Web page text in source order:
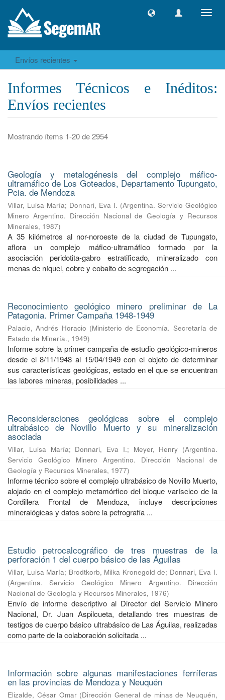
Envíos recientes
Informes Técnicos e Inéditos:
Envíos recientes
Mostrando ítems 1-20 de 2954
Geología y metalogénesis del complejo máfico-
ultramáfico de Los Goteados, Departamento Tupungato,
Pcia. de Mendoza
Villar, Luisa María; Donnari, Eva I. (Argentina. Servicio Geológico
Minero Argentino. Dirección Nacional de Geología y Recursos
Minerales, 1987)
A 35 kilómetros al nor-noroeste de la ciudad de Tupungato,
aflora un complejo máfico-ultramáfico formado por la
asociación peridotita-gabro estratificado, mineralizado con
menas de níquel, cobre y cobalto de segregación ...
Reconocimiento geológico minero preliminar de La
Patagonia. Primer Campaña 1948-1949
Palacio, Andrés Horacio (Ministerio de Economía. Secretaría de
Estado de Minería., 1949)
Informe sobre la primer campaña de estudio geológico-mineros
desde el 8/11/1948 al 15/04/1949 con el objeto de determinar
sus características geológicas, estado en el que se encuentran
las labores mineras, posibilidades ...
Reconsideraciones geológicas sobre el complejo
ultrabásico de Novillo Muerto y su mineralización
asociada
Villar, Luisa María; Donnari, Eva I.; Meyer, Henry (Argentina.
Servicio Geológico Minero Argentino. Dirección Nacional de
Geología y Recursos Minerales, 1977)
Informe técnico sobre el complejo ultrabásico de Novillo Muerto,
alojado en el complejo metamórfico del bloque varíscico de la
Cordillera Frontal de Mendoza, incluye descripciones
mineralógicas y datos sobre la petrografía ...
Estudio petrocalcográfico de tres muestras de la
perforación 1 del cuerpo básico de las Águilas
Villar, Luisa María; Brodtkorb, Milka Kronegold de; Donnari, Eva I.
(Argentina. Servicio Geológico Minero Argentino. Dirección
Nacional de Geología y Recursos Minerales, 1976)
Envío de informe descriptivo al Director del Servicio Minero
Nacional, Dr. Juan Aspilcueta, detallando tres muestras de
testigos de cuerpo básico ultrabásico de Las Águilas, realizadas
como parte de la colaboración solicitada ...
Información sobre algunas manifestaciones ferríferas
en las provincias de Mendoza y Neuquén
Elizalde, César Omar (Dirección General de minas de Neuquén,